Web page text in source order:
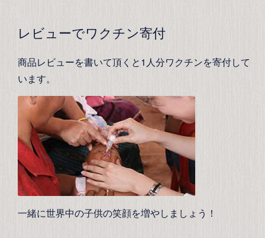
レビューでワクチン寄付
商品レビューを書いて頂くと1人分ワクチンを寄付して
います。
一緒に世界中の子供の笑顔を増やしましょう！